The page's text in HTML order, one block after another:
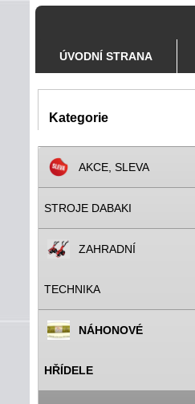
ÚVODNÍ STRANA
Kategorie
AKCE, SLEVA
STROJE DABAKI
ZAHRADNÍ
TECHNIKA
NÁHONOVÉ
HŘÍDELE